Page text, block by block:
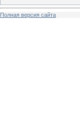
Полная версия сайта